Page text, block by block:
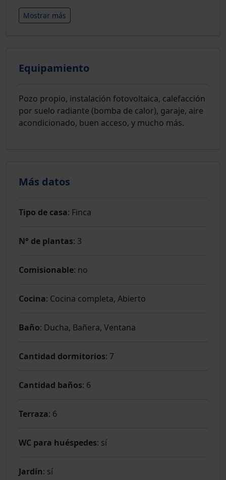
Mostrar más
Equipamiento
Pozo propio, instalación fotovoltaica, calefacción
por suelo radiante (bomba de calor), garaje, aire
acondicionado, buen acceso, y mucho más.
Más datos
Tipo de casa: Finca
N° de plantas: 3
Comisionable: no
Cocina: Cocina completa, Abierto
Baño: Ducha, Bañera, Ventana
Cantidad dormitorios: 7
Cantidad baños: 6
Terraza: 6
WC para huéspedes: sí
Jardín: sí